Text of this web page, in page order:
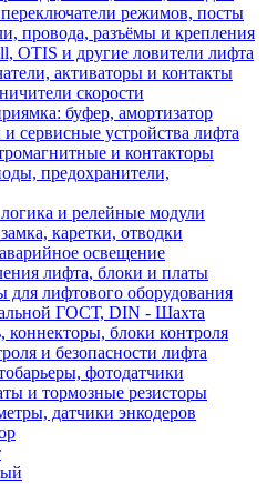
режимов, посты
провода, разъёмы и крепления
OTIS и другие ловители лифта
активаторы и контакты
скорости
буфер, амортизатор
сервисные устройства лифта
и контакторы
предохранители,
и релейные модули
каретки, отводки
освещение
лифта, блоки и платы
для лифтового оборудования
ГОСТ, DIN - Шахта
коннекторы, блоки контроля
и безопасности лифта
фотодатчики
и тормозные резисторы
датчики энкодеров